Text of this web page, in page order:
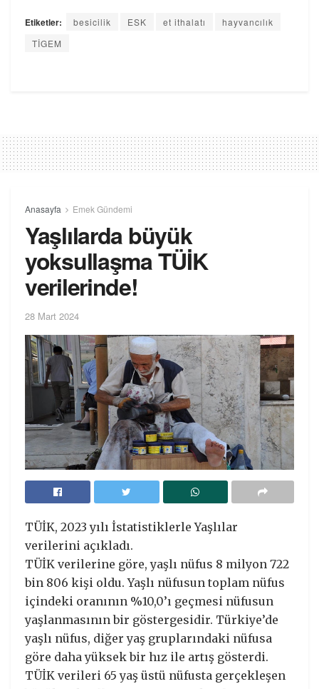
Etiketler: besicilik ESK et ithalatı
hayvancılık
TİGEM
Anasayfa Emek Gündemi
Yaşlılarda büyük
yoksullaşma TÜİK
verilerinde!
28 Mart 2024
TÜİK, 2023 yılı İstatistiklerle Yaşlılar
verilerini açıkladı.
TÜİK verilerine göre, yaşlı nüfus 8 milyon 722
bin 806 kişi oldu. Yaşlı nüfusun toplam nüfus
içindeki oranının %10,0’ı geçmesi nüfusun
yaşlanmasının bir göstergesidir. Türkiye’de
yaşlı nüfus, diğer yaş gruplarındaki nüfusa
göre daha yüksek bir hız ile artış gösterdi.
TÜİK verileri 65 yaş üstü nüfusta gerçekleşen